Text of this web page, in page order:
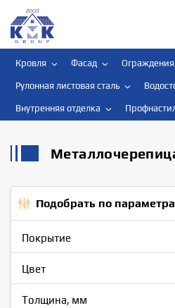
Кровля Фасад Ограждения
Рулонная листовая сталь
Внутренняя отделка
Подобрать по
Покрытие
Цвет
Толщина, мм